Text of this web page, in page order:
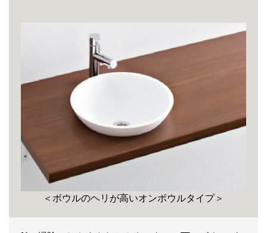
＜ボウルのヘリが高いオンボウルタイプ＞